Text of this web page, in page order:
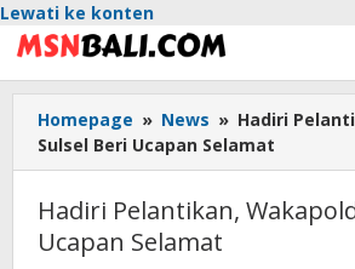
Lewati ke konten
Homepage » News » Hadiri
Sulsel Beri Ucapan Selamat
Hadiri Pelantikan,
Ucapan Selamat